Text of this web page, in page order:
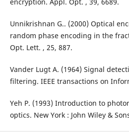
encryption. Appl. Opt. , 39, 6689.
Unnikrishnan G.. (2000) Optical
random phase encoding in the
Opt. Lett. , 25, 887.
Vander Lugt A. (1964) Signal
filtering. IEEE transactions on
Yeh P. (1993) Introduction to
optics. New York : John Wiley &